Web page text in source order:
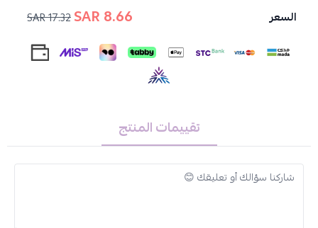
وترطيبها.
عطر القهوة المميز يترك بشرتك برائحة منعشة تدوم طويلاً.
تفاصيل كوزمو صنفرة القهوة للوجه والجسم
مستخلص القهوة العربية
، ينشط البشرة ويزيل الشوائب.
، تقشر البشرة بلطف لتحسين ملمسها.
، يعمل كمضاد للأكسدة لحماية البشرة من العوامل الضارة.
مناسب للوجه والجسم، يقدم عناية متكاملة لجميع مناطق البشرة.
كيفية الاستخدام
على بشرة مببلة ضعي كمية من المقشر على الوجه والجسم.
السعر 8.66 SAR
17.32 SAR
تقييمات المنتج